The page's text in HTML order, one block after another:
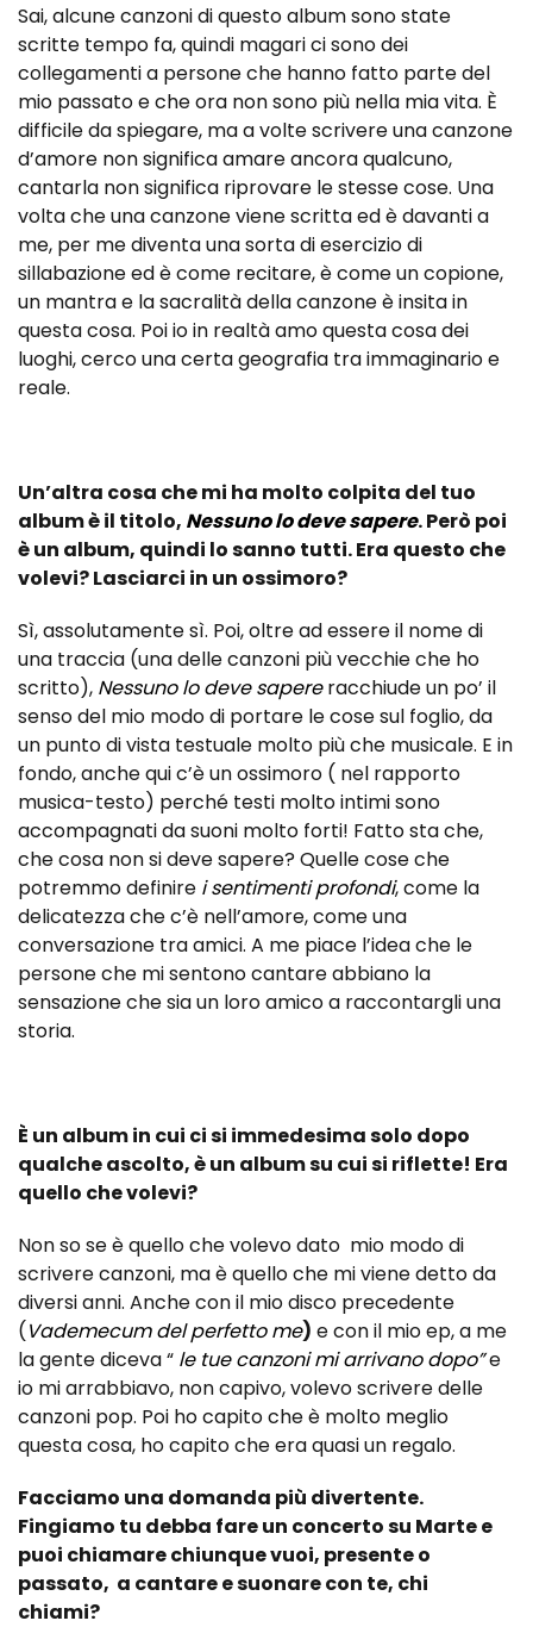
Sai, alcune canzoni di questo album sono state
scritte tempo fa, quindi magari ci sono dei
collegamenti a persone che hanno fatto parte del
mio passato e che ora non sono più nella mia vita. È
difficile da spiegare, ma a volte scrivere una canzone
d’amore non significa amare ancora qualcuno,
cantarla non significa riprovare le stesse cose. Una
volta che una canzone viene scritta ed è davanti a
me, per me diventa una sorta di esercizio di
sillabazione ed è come recitare, è come un copione,
un mantra e la sacralità della canzone è insita in
questa cosa. Poi io in realtà amo questa cosa dei
luoghi, cerco una certa geografia tra immaginario e
reale.
Un’altra cosa che mi ha molto colpita del tuo
album è il titolo, Nessuno lo deve sapere. Però poi
è un album, quindi lo sanno tutti. Era questo che
volevi? Lasciarci in un ossimoro?
Sì, assolutamente sì. Poi, oltre ad essere il nome di
una traccia (una delle canzoni più vecchie che ho
scritto), Nessuno lo deve sapereracchiude un po’ il
senso del mio modo di portare le cose sul foglio, da
un punto di vista testuale molto più che musicale. E in
fondo, anche qui c’è un ossimoro ( nel rapporto
musica-testo) perché testi molto intimi sono
accompagnati da suoni molto forti! Fatto sta che,
che cosa non si deve sapere? Quelle cose che
potremmo definire i sentimenti profondi, come la
delicatezza che c’è nell’amore, come una
conversazione tra amici. A me piace l’idea che le
persone che mi sentono cantare abbiano la
sensazione che sia un loro amico a raccontargli una
storia.
È un album in cui ci si immedesima solo dopo
qualche ascolto, è un album su cui si riflette! Era
quello che volevi?
Non so se è quello che volevo dato mio modo di
scrivere canzoni, ma è quello che mi viene detto da
diversi anni. Anche con il mio disco precedente
(Vademecum del perfetto me) e con il mio ep, a me
la gente diceva “ le tue canzoni mi arrivano dopo”e
io mi arrabbiavo, non capivo, volevo scrivere delle
canzoni pop. Poi ho capito che è molto meglio
questa cosa, ho capito che era quasi un regalo.
Facciamo una domanda più divertente.
Fingiamo tu debba fare un concerto su Marte e
puoi chiamare chiunque vuoi, presente o
passato, a cantare e suonare con te, chi
chiami?